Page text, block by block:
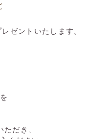
ゼントいたします。
だき、